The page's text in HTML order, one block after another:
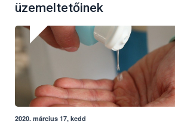
üzemeltetőinek
2020. március 17, kedd